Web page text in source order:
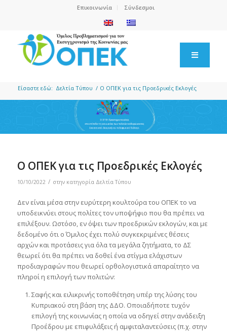
Επικοινωνία Σύνδεσμοι
Είσαστε εδώ: Δελτία Τύπου / Ο ΟΠΕΚ για τις Προεδρικές Εκλογές
Ο ΟΠΕΚ για τις Προεδρικές Εκλογές
10/10/2022 / στην κατηγορία Δελτία Τύπου
Δεν είναι μέσα στην ευρύτερη κουλτούρα του ΟΠΕΚ το να
υποδεικνύει στους πολίτες τον υποψήφιο που θα πρέπει να
επιλέξουν. Ωστόσο, εν όψει των προεδρικών εκλογών, και με
δεδομένο ότι ο Όμιλος έχει πολύ συγκεκριμένες θέσεις
αρχών και προτάσεις για όλα τα μεγάλα ζητήματα, το ΔΣ
θεωρεί ότι θα πρέπει να δοθεί ένα στίγμα ελάχιστων
προδιαγραφών που θεωρεί ορθολογιστικά απαραίτητο να
πληροί η επιλογή των πολιτών:
Σαφής και ειλικρινής τοποθέτηση υπέρ της λύσης του
Κυπριακού στη βάση της ΔΔΟ. Οποιαδήποτε τυχόν
επιλογή της κοινωνίας η οποία να οδηγεί στην ανάδειξη
Προέδρου με επιφυλάξεις ή αμφιταλαντεύσεις (π.χ. στην